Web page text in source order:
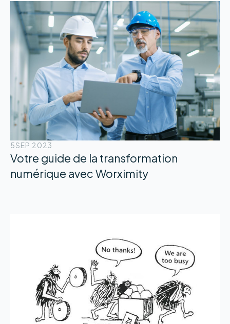
5SEP 2023
Votre guide de la transformation
numérique avec Worximity